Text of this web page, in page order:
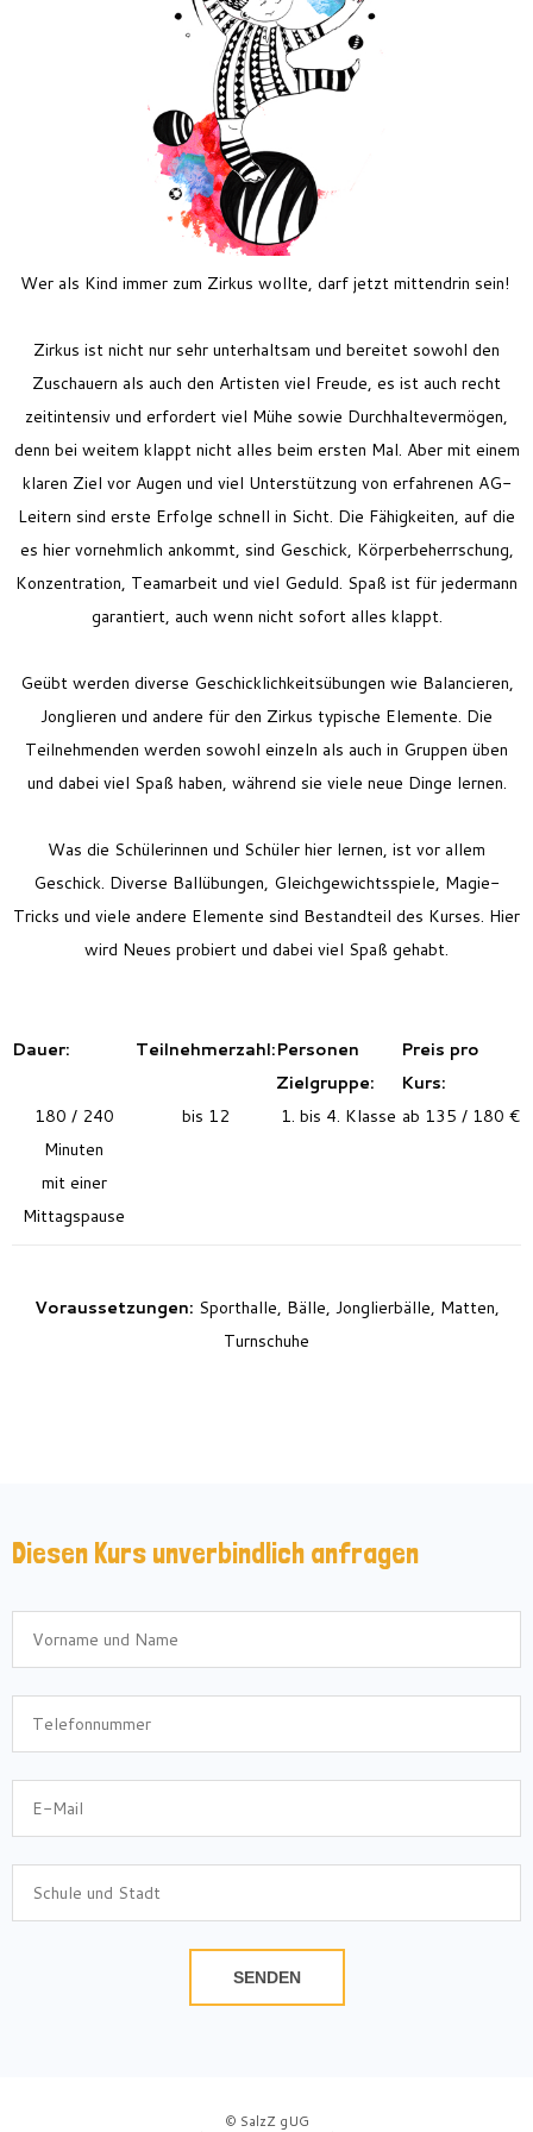
Feriencamp
Jobs
Kontakt
Wer als Kind immer zum Zirkus wollte, darf jetzt mittendrin sein!
Zirkus ist nicht nur sehr unterhaltsam und bereitet sowohl den
Zuschauern als auch den Artisten viel Freude, es ist auch recht
zeitintensiv und erfordert viel Mühe sowie Durchhaltevermögen,
denn bei weitem klappt nicht alles beim ersten Mal. Aber mit einem
klaren Ziel vor Augen und viel Unterstützung von erfahrenen AG-
Leitern sind erste Erfolge schnell in Sicht. Die Fähigkeiten, auf die
es hier vornehmlich ankommt, sind Geschick, Körperbeherrschung,
Konzentration, Teamarbeit und viel Geduld. Spaß ist für jedermann
garantiert, auch wenn nicht sofort alles klappt.
Geübt werden diverse Geschicklichkeitsübungen wie Balancieren,
Jonglieren und andere für den Zirkus typische Elemente. Die
Teilnehmenden werden sowohl einzeln als auch in Gruppen üben
und dabei viel Spaß haben, während sie viele neue Dinge lernen.
Was die Schülerinnen und Schüler hier lernen, ist vor allem
Geschick. Diverse Ballübungen, Gleichgewichtsspiele, Magie-
Tricks und viele andere Elemente sind Bestandteil des Kurses. Hier
wird Neues probiert und dabei viel Spaß gehabt.
Dauer: Teilnehmerzahl:Personen
Zielgruppe:
Preis pro
Kurs:
180 / 240
Minuten
mit einer
Mittagspause
bis 12 1. bis 4. Klasse ab 135 / 180 €
Voraussetzungen: Sporthalle, Bälle, Jonglierbälle, Matten,
Turnschuhe
Diesen Kurs unverbindlich anfragen
SENDEN
© SalzZ gUG